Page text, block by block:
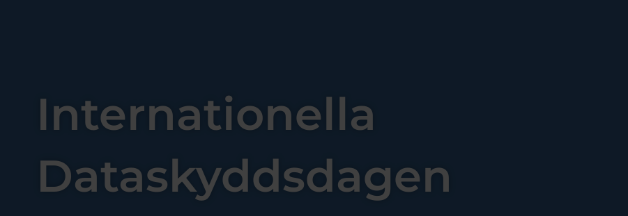
Internationella
Dataskyddsdagen